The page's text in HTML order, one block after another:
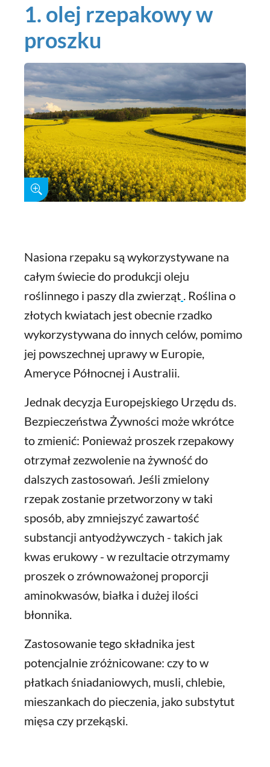
1. olej rzepakowy w
proszku
Nasiona rzepaku są wykorzystywane na
całym świecie do produkcji oleju
roślinnego i paszy dla zwierząt . Roślina o
złotych kwiatach jest obecnie rzadko
wykorzystywana do innych celów, pomimo
jej powszechnej uprawy w Europie,
Ameryce Północnej i Australii.
Jednak decyzja Europejskiego Urzędu ds.
Bezpieczeństwa Żywności może wkrótce
to zmienić: Ponieważ proszek rzepakowy
otrzymał zezwolenie na żywność do
dalszych zastosowań. Jeśli zmielony
rzepak zostanie przetworzony w taki
sposób, aby zmniejszyć zawartość
substancji antyodżywczych - takich jak
kwas erukowy - w rezultacie otrzymamy
proszek o zrównoważonej proporcji
aminokwasów, białka i dużej ilości
błonnika.
Zastosowanie tego składnika jest
potencjalnie zróżnicowane: czy to w
płatkach śniadaniowych, musli, chlebie,
mieszankach do pieczenia, jako substytut
mięsa czy przekąski.